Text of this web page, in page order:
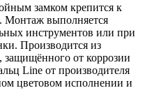
замком крепится к
Монтаж выполняется
инструментов или при
Производится из
защищённого от коррозии
Line от производителя
цветовом исполнении и